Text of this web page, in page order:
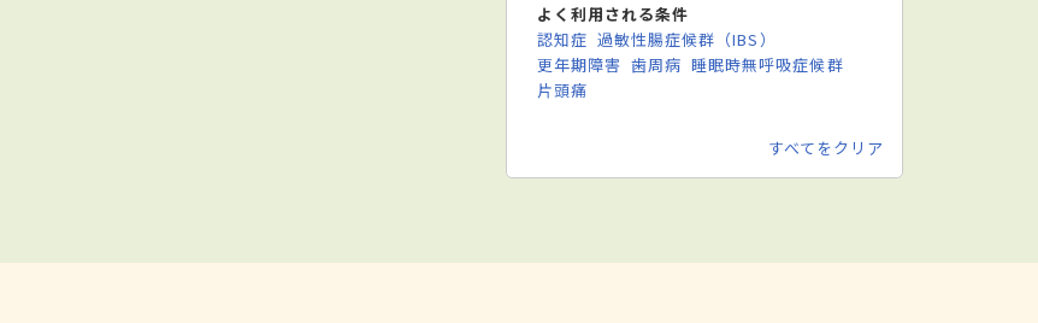
よく利用される条件
認知症 過敏性腸症候群（IBS）
更年期障害 歯周病 睡眠時無呼吸症候群
片頭痛
すべてをクリア